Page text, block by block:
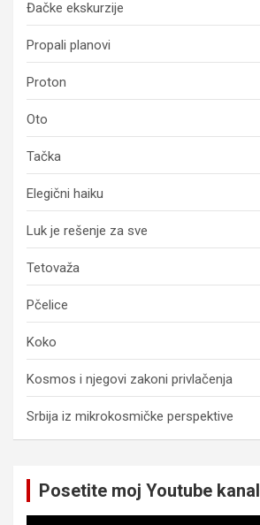
Đačke ekskurzije
Propali planovi
Proton
Oto
Tačka
Elegični haiku
Luk je rešenje za sve
Tetovaža
Pčelice
Koko
Kosmos i njegovi zakoni privlačenja
Srbija iz mikrokosmičke perspektive
Posetite moj Youtube kanal